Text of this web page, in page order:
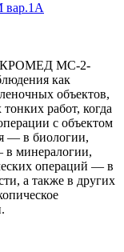
МС-2-
как
объектов,
работ, когда
с объектом
— в биологии,
в минералогии,
операций — в
а также в других